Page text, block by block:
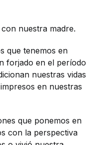
nuestra madre.
que tenemos en
forjado en el período
nuestras vidas
en nuestras
que ponemos en
con la perspectiva